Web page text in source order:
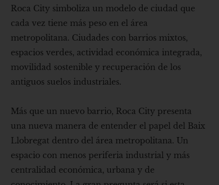
Roca City simboliza un modelo de ciudad que
cada vez tiene más peso en el área
metropolitana. Ciudades con barrios mixtos,
espacios verdes, actividad económica integrada,
movilidad sostenible y recuperación de los
antiguos suelos industriales.
Más que un nuevo barrio, Roca City presenta
una nueva manera de entender el papel del Baix
Llobregat dentro del área metropolitana. Un
espacio con menos periferia industrial y más
centralidad económica, urbana y de